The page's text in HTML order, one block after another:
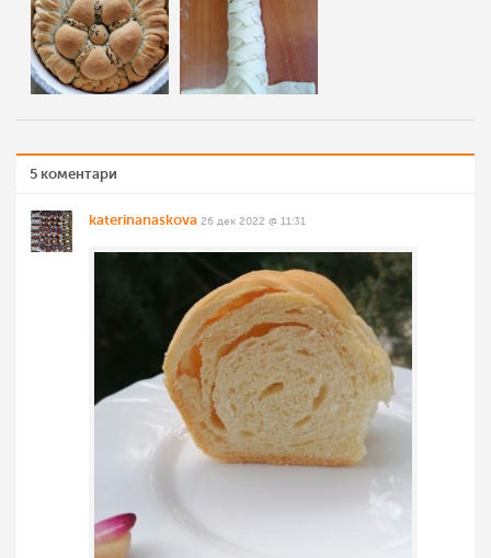
5 коментари
katerinanaskova 26 дек 2022 @ 11:31